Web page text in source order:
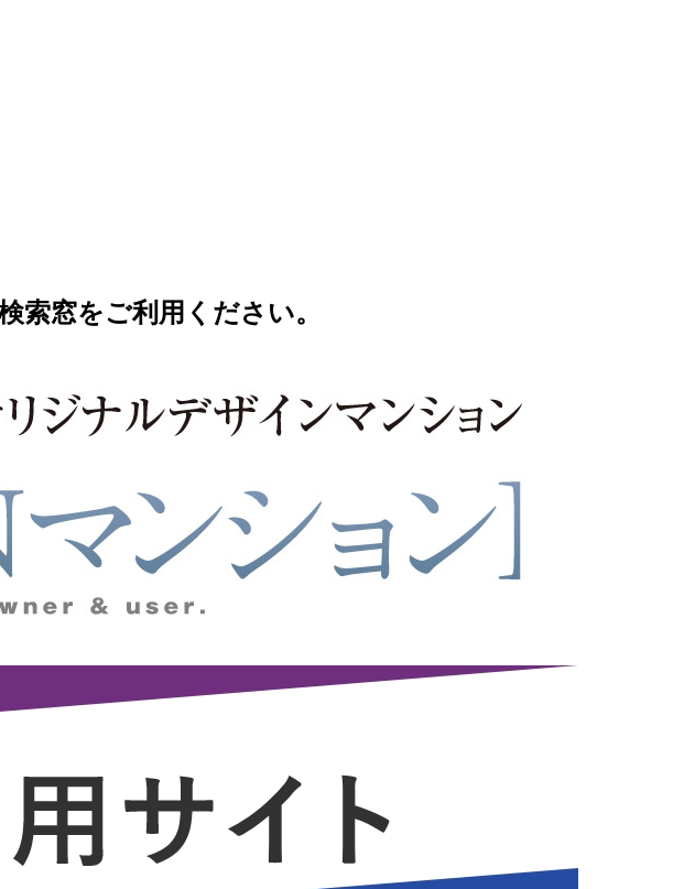
索窓をご利用ください。